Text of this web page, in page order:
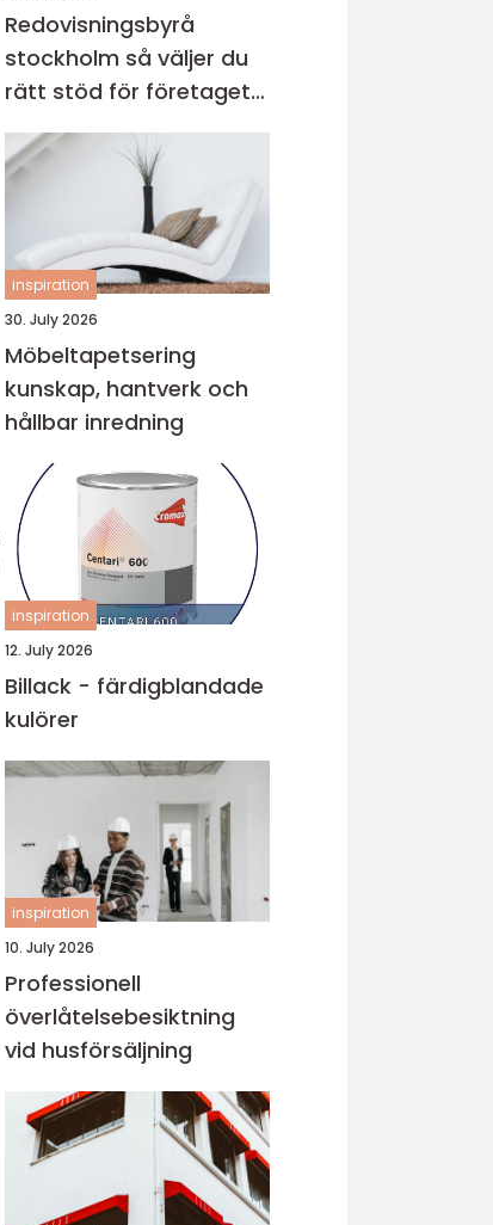
Redovisningsbyrå
stockholm så väljer du
rätt stöd för företagets
ekonomi
inspiration
30. July 2026
Möbeltapetsering
kunskap, hantverk och
hållbar inredning
inspiration
12. July 2026
Billack - färdigblandade
kulörer
inspiration
10. July 2026
Professionell
överlåtelsebesiktning
vid husförsäljning